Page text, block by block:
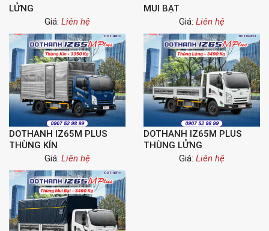
LỬNG
Giá: Liên hệ
MUI BẠT
Giá: Liên hệ
DOTHANH IZ65M PLUS
THÙNG KÍN
Giá: Liên hệ
DOTHANH IZ65M PLUS
THÙNG LỬNG
Giá: Liên hệ